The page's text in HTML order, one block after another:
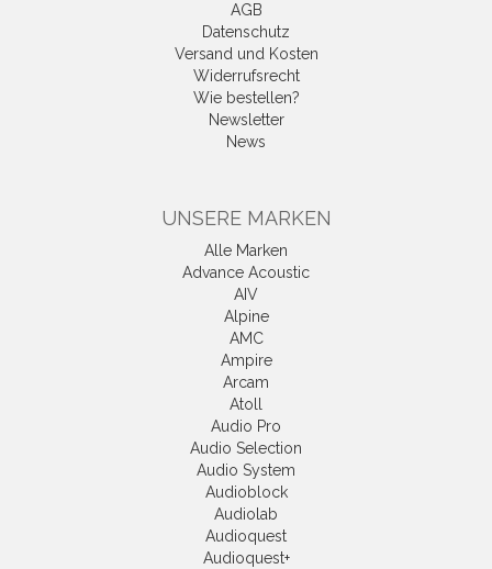
AGB
Datenschutz
Versand und Kosten
Widerrufsrecht
Wie bestellen?
Newsletter
News
UNSERE MARKEN
Alle Marken
Advance Acoustic
AIV
Alpine
AMC
Ampire
Arcam
Atoll
Audio Pro
Audio Selection
Audio System
Audioblock
Audiolab
Audioquest
Audioquest+